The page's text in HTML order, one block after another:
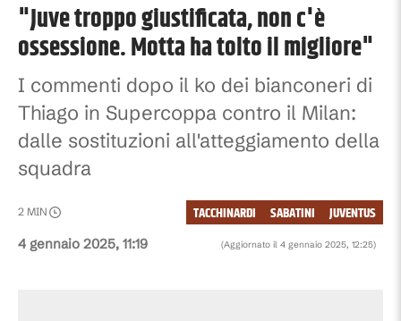
"Juve troppo giustificata, non c'è
ossessione. Motta ha tolto il migliore"
I commenti dopo il ko dei bianconeri di
Thiago in Supercoppa contro il Milan:
dalle sostituzioni all'atteggiamento della
squadra
4 gennaio 2025, 11:19 (Aggiornato il 4 gennaio 2025, 12:25)
2 MIN JUVENTUS
SABATINI
TACCHINARDI